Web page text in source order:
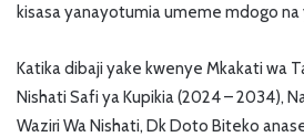
kisasa yanayotumia umeme mdogo na
Katika dibaji yake kwenye Mkakati wa
Nishati Safi ya Kupikia (2024 – 2034),
Waziri Wa Nishati, Dk Doto Biteko